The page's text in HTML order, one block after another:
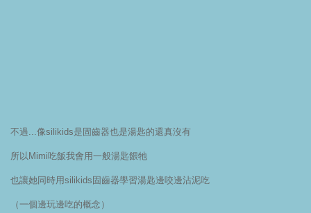
不過...像silikids是固齒器也是湯匙的還真沒有
所以Mimi吃飯我會用一般湯匙餵牠
也讓她同時用silikids固齒器學習湯匙邊咬邊沾泥吃
（一個邊玩邊吃的概念）